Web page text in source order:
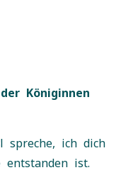
Königinnen
spreche, ich dich
entstanden ist.